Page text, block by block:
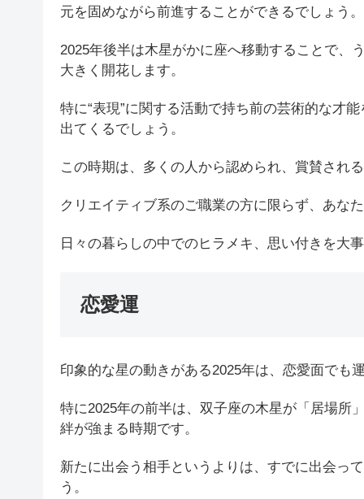
元を固めながら前進することができるでしょう。
2025年後半は木星がかに座へ移動することで、
大きく開花します。
特に“表現”に関する活動で持ち前の芸術的な才
出てくるでしょう。
この時期は、多くの人から認められ、賞賛され
クリエイティブ系のご職業の方に限らず、あな
日々の暮らしの中でのヒラメキ、思い付きを大
恋愛運
印象的な星の動きがある2025年は、恋愛面でも
特に2025年の前半は、双子座の木星が「居場所
絆が強まる時期です。
新たに出会う相手というよりは、すでに出会っ
う。